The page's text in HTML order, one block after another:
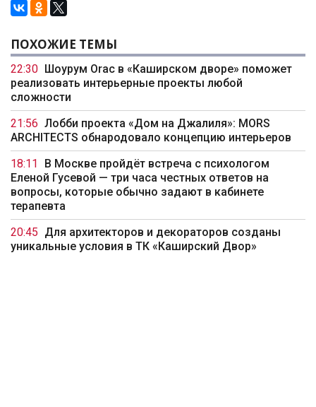
ПОХОЖИЕ ТЕМЫ
22:30
Шоурум Orac в «Каширском дворе» поможет
реализовать интерьерные проекты любой
сложности
21:56 Лобби проекта «Дом на Джалиля»: MORS
ARCHITECTS обнародовало концепцию интерьеров
18:11
В Москве пройдёт встреча с психологом
Еленой Гусевой — три часа честных ответов на
вопросы, которые обычно задают в кабинете
терапевта
20:45 Для архитекторов и декораторов созданы
уникальные условия в ТК «Каширский Двор»